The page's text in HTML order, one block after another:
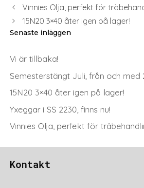
Vinnies Olja, perfekt för
15N20 3×40 åter igen på lager!
Senaste inläggen
Vi är tillbaka!
Semesterstängt Juli, från och med
15N20 3×40 åter igen på lager!
Yxeggar i SS 2230, finns nu!
Vinnies Olja, perfekt för
Kontakt